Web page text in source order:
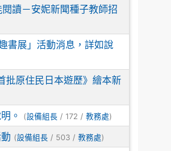
讀－安妮新聞種子教師招
書展」活動消息，詳如說
批原住民日本遊歷》繪本新
。 (設備組長 / 172 /教務處)
(設備組長 / 503 /教務處)